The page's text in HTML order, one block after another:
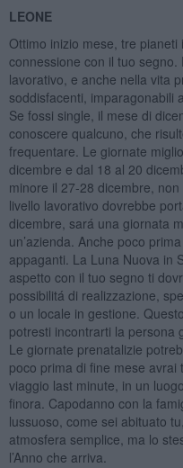
LEONE
Ottimo inizio mese, tre
connessione con il tuo
lavorativo, e anche nella vita
soddisfacenti, imparagonabili
Se fossi single, il mese di
conoscere qualcuno, che
frequentare. Le giornate
dicembre e dal 18 al 20
minore il 27-28 dicembre,
livello lavorativo dovrebbe
dicembre, sará una giornata
un’azienda. Anche poco
appaganti. La Luna Nuova in
aspetto con il tuo segno ti
possibilitá di realizzazione,
o un locale in gestione.
potresti incontrarti la persona
Le giornate prenatalizie
poco prima di fine mese
viaggio last minute, in un
finora. Capodanno con la
lussuoso, come sei abituato
atmosfera semplice, ma lo
l’Anno che arriva.